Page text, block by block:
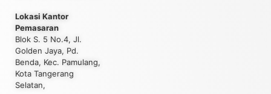
Lokasi Kantor
Pemasaran
Blok S. 5 No.4, Jl.
Golden Jaya, Pd.
Benda, Kec. Pamulang,
Kota Tangerang
Selatan,